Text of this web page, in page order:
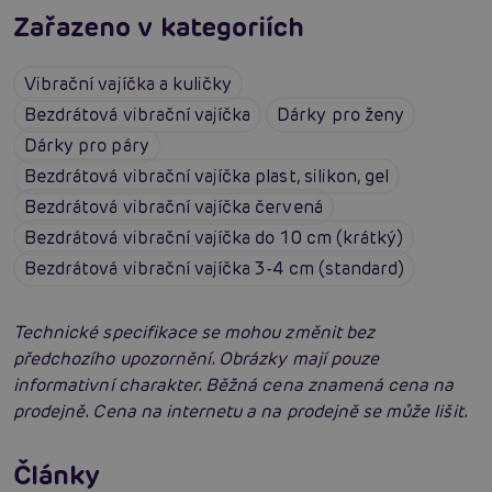
Zařazeno v kategoriích
Vibrační vajíčka a kuličky
Bezdrátová vibrační vajíčka
Dárky pro ženy
Dárky pro páry
Bezdrátová vibrační vajíčka plast, silikon, gel
Bezdrátová vibrační vajíčka červená
Bezdrátová vibrační vajíčka do 10 cm (krátký)
Bezdrátová vibrační vajíčka 3-4 cm (standard)
Technické specifikace se mohou změnit bez
předchozího upozornění. Obrázky mají pouze
informativní charakter. Běžná cena znamená cena na
prodejně. Cena na internetu a na prodejně se může lišit.
Články
Erotická inteligence: Příručka Sexiomů
Swingers party poprvé: Erotický ráj plný